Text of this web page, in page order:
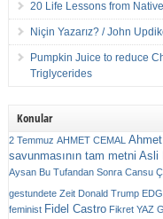
20 Life Lessons from
Niçin Yazarız? / John
Pumpkin Juice to reduce
Triglycerides
Konular
2 Temmuz AHMET CEMAL
savunmasının tam metni Asli
Aysan Bu Tufandan Sonra Cansu
gestundete Zeit Donald Trump
feminist Fidel Castro Fikret YAZ